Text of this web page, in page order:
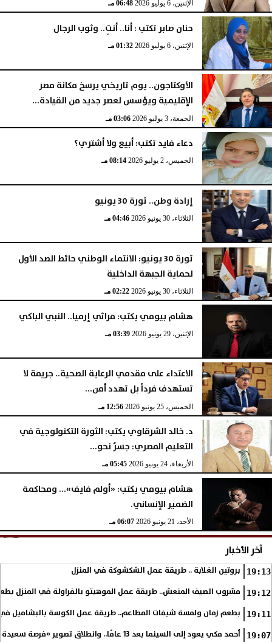
الإثنين، 6 يوليو 2026 06:48 مـ
حنان صابر تكتب : أنا.. أنتِ.. وثوب الرجال
الإثنين، 6 يوليو 2026 01:32 مـ
الأوكتاجون.. يوم تاريخي يرسخ مكانة مصر
الإقليمية ويؤسس لعصر جديد من القيادة...
الجمعة، 3 يوليو 2026 03:06 مـ
دعاء فايد تكتب: أبيع ولا أشتري؟
الخميس، 2 يوليو 2026 08:14 مـ
إرادة وطن.. ثورة 30 يونيو
الثلاثاء، 30 يونيو 2026 04:46 مـ
ثورة 30 يونيو: الانتماء الوطني حائط الصد الأول
لحماية الجبهة الداخلية
الثلاثاء، 30 يونيو 2026 02:22 مـ
هشام بيومي يكتب: مراثي إرميا.. النبي الباكي
الإثنين، 29 يونيو 2026 03:39 مـ
الاعتداء على مقدمي الرعاية الصحية.. جريمة لا
تستهدف فرداً بل تهدد أمن...
الخميس، 25 يونيو 2026 12:56 مـ
د. خالد الشرقاوي يكتب: الثورة التكنولوجية في
التعليم المصري: جسرٌ نحو...
الأربعاء، 24 يونيو 2026 05:45 مـ
هشام بيومي يكتب: «أولم فايف»... ومحاكمة
الضمير الإنساني.
الأحد، 21 يونيو 2026 06:07 مـ
آخر الأخبار
19:13 بروتين الغلابة .. طريقة عمل الشكشوكة في المنزل
19:12 مشروب الصيف المنعش.. طريقة عمل الموهيتو بالفراولة في المنزل
19:11 بطعم زمان ولمسة شيفات المطاعم.. طريقة عمل الكوسة بالبشاميل
19:07 أحمد مكي يعود إلى السينما بعد 13 عامًا.. وانطلاق تصوير «فرصة سعيدة»